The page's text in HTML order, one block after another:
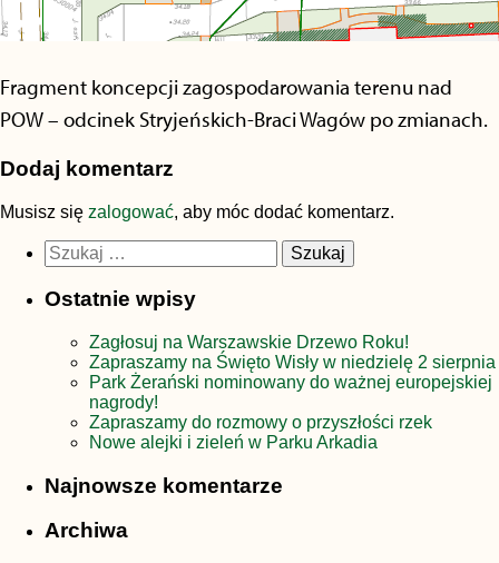
Fragment koncepcji zagospodarowania terenu nad
POW – odcinek Stryjeńskich-Braci Wagów po zmianach.
Dodaj komentarz
Musisz się zalogować, aby móc dodać komentarz.
Szukaj:
Ostatnie wpisy
Zagłosuj na Warszawskie Drzewo Roku!
Zapraszamy na Święto Wisły w niedzielę 2 sierpnia
Park Żerański nominowany do ważnej europejskiej
nagrody!
Zapraszamy do rozmowy o przyszłości rzek
Nowe alejki i zieleń w Parku Arkadia
Najnowsze komentarze
Archiwa